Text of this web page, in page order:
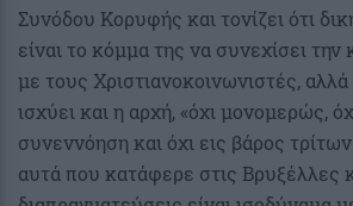
Συνόδου Κορυφής και τονίζει ότι
είναι το κόμμα της να συνεχίσει την
με τους Χριστιανοκοινωνιστές,
ισχύει και η αρχή, «όχι μονομερώς,
συνεννόηση και όχι εις βάρος
αυτά που κατάφερε στις Βρυξέλλες